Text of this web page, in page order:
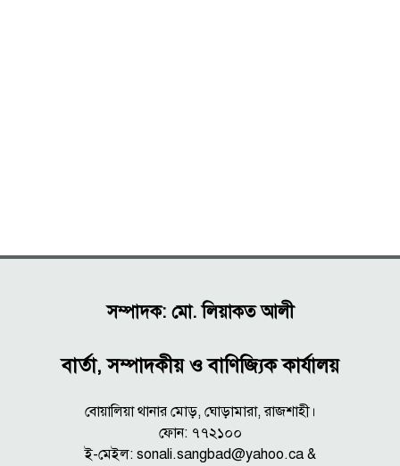
সম্পাদক: মো. লিয়াকত আলী
বার্তা, সম্পাদকীয় ও বাণিজ্যিক কার্যালয়
বোয়ালিয়া থানার মোড়, ঘোড়ামারা, রাজশাহী।
ফোন: ৭৭২১০০
ই-মেইল: sonali.sangbad@yahoo.ca &